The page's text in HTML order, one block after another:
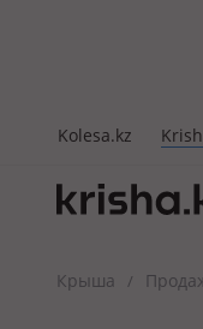
Kolesa.kz
Крыша /